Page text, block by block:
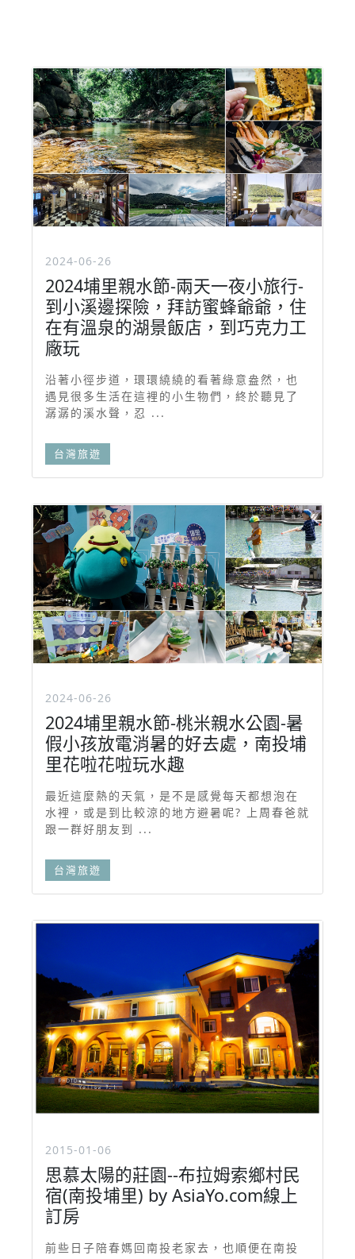
2024-06-26
2024埔里親水節-兩天一夜小旅行-
到小溪邊探險，拜訪蜜蜂爺爺，住
在有溫泉的湖景飯店，到巧克力工
廠玩
沿著小徑步道，環環繞繞的看著綠意盎然，也
遇見很多生活在這裡的小生物們，終於聽見了
潺潺的溪水聲，忍 ...
台灣旅遊
2024-06-26
2024埔里親水節-桃米親水公園-暑
假小孩放電消暑的好去處，南投埔
里花啦花啦玩水趣
最近這麼熱的天氣，是不是感覺每天都想泡在
水裡，或是到比較涼的地方避暑呢? 上周春爸就
跟一群好朋友到 ...
台灣旅遊
2015-01-06
思慕太陽的莊園--布拉姆索鄉村民
宿(南投埔里) by AsiaYo.com線上
訂房
前些日子陪春媽回南投老家去，也順便在南投